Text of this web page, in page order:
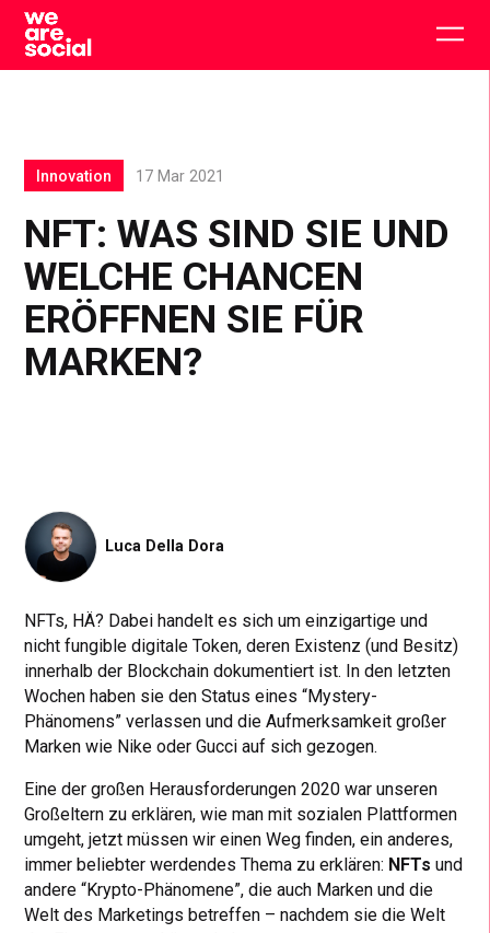
Skip
content
NFT: WAS SIND SIE UND
WELCHE CHANCEN
ERÖFFNEN SIE FÜR
MARKEN?
Innovation 17 Mar 2021
Luca Della Dora
NFTs, HÄ? Dabei handelt es sich um einzigartige und
nicht fungible digitale Token, deren Existenz (und Besitz)
innerhalb der Blockchain dokumentiert ist. In den letzten
Wochen haben sie den Status eines “Mystery-
Phänomens” verlassen und die Aufmerksamkeit großer
Marken wie Nike oder Gucci auf sich gezogen.
Eine der großen Herausforderungen 2020 war unseren
Großeltern zu erklären, wie man mit sozialen Plattformen
umgeht, jetzt müssen wir einen Weg finden, ein anderes,
immer beliebter werdendes Thema zu erklären: NFTs und
andere “Krypto-Phänomene”, die auch Marken und die
Welt des Marketings betreffen – nachdem sie die Welt